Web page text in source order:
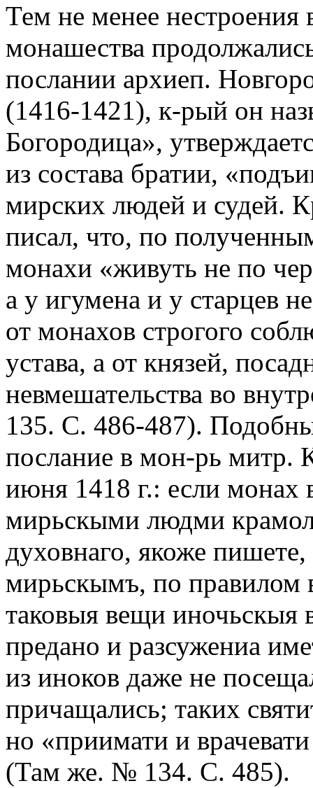
Тем не менее нестроения
монашества
послании архиеп.
(1416-1421), к-рый он
Богородица»,
из состава братии,
мирских людей и судей.
писал, что, по
монахи «живуть не по
а у игумена и у старцев
от монахов строгого
устава, а от князей,
невмешательства во
135. С. 486-487).
послание в мон-рь митр.
июня 1418 г.: если монах
мирьскыми людми
духовнаго, якоже
мирьскымъ, по правилом
таковыя вещи иночьскыя
предано и разсужениа
из иноков даже не
причащались; таких
но «приимати и
(Там же. № 134. С. 485).